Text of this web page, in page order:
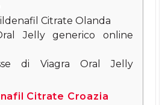
Citrate Olanda
Jelly generico online
di Viagra Oral Jelly
Citrate Croazia